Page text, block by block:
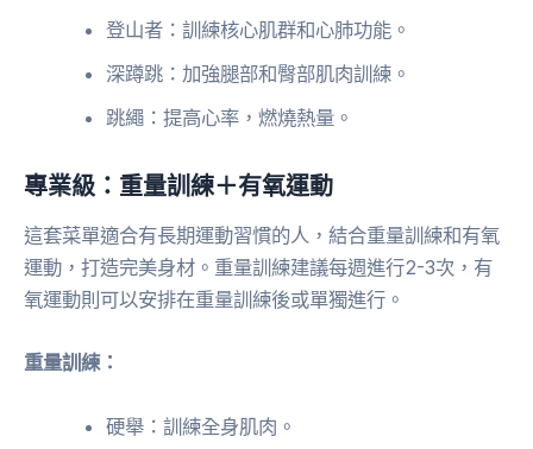
登山者：訓練核心肌群和心肺功能。
深蹲跳：加強腿部和臀部肌肉訓練。
跳繩：提高心率，燃燒熱量。
專業級：重量訓練＋有氧運動
這套菜單適合有長期運動習慣的人，結合重量訓練和有氧
運動，打造完美身材。重量訓練建議每週進行2-3次，有
氧運動則可以安排在重量訓練後或單獨進行。
重量訓練：
硬舉：訓練全身肌肉。